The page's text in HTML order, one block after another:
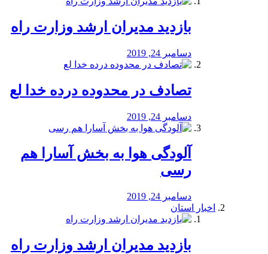
بازدید مدیران ارشد وزارت راه
دسامبر 24, 2019
تصادف در محدوده درده خدا لع
دسامبر 24, 2019
آلودگی هوا به بخش آسارا هم
رسی
دسامبر 24, 2019
اخبار استان
بازدید مدیران ارشد وزارت راه